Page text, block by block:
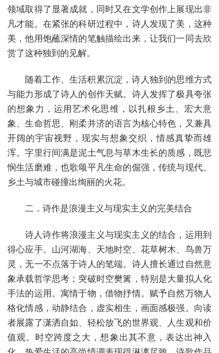
领域取得了显著成就，同时又在文学创作上展现出非
凡才能。在紧张的科研过程中，诗人发现了美，这种
美，他用饱蘸深情的笔触描绘出来，让我们一同去欣
赏了这种独到的见解。
随着工作、生活积累沉淀，诗人独到的思维方式
与能力形成了诗人的创作天赋。诗人发挥了极具夸张
的想象力，运用艺术化思维，以扎根乡土、宏大意
象、生命哲思、刚柔并济的语言为核心特色，又兼具
开阔的宇宙视野，现实与想象交织，情感真挚而雄
浑。字里行间满是泥土气息与草木生长的质感，既悲
悯生活磨难，也歌颂平凡生命的倔强，传统与现代、
乡土与城市碰撞出绚丽的火花。
二．诗作是浪漫主义与现实主义的完美结合
诗人诗作将浪漫主义与现实主义的结合，运用到
得心应手。山河湖海、天地时空、花草树木、鸟兽万
灵，无一不点落于诗人的笔端。诗人擅长通过自然意
象承载哲学思考；突破时空樊篱，特别是大量拟人化
手法的运用。寓情于物，借物抒情。赋予自然万物人
格化情感，动静结合，虚实相生，画面感极强。向读
者展露了潇洒自如、轻松放飞的世界观、人生观和价
值观。时空跨度之大，想象出其不意，表达出神入